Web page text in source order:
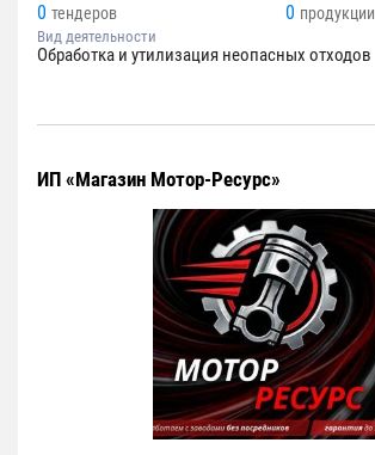
0 тендеров 0 продукции
Вид деятельности
Обработка и утилизация неопасных отходов
ИП «Магазин Мотор-Ресурс»